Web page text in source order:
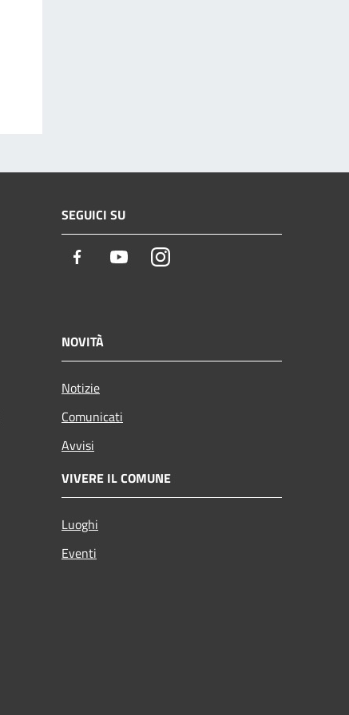
SEGUICI SU
Facebook YoutubeInstagram
NOVITÀ
Notizie
Comunicati
Avvisi
VIVERE IL COMUNE
Luoghi
Eventi